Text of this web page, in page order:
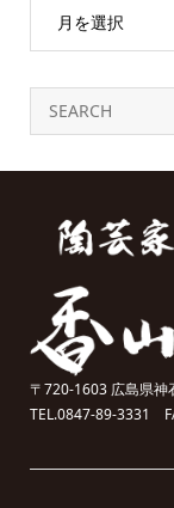
月を選択
〒720-1603 広島県神
TEL.0847-89-3331